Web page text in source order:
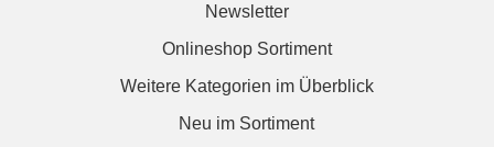
Newsletter
Onlineshop Sortiment
Weitere Kategorien im Überblick
Neu im Sortiment